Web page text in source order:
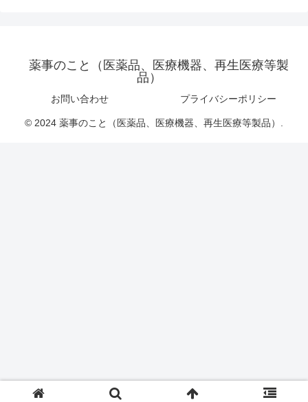
薬事のこと（医薬品、医療機器、再生医療等製
品）
お問い合わせ プライバシーポリシー
© 2024 薬事のこと（医薬品、医療機器、再生医療等製品）.